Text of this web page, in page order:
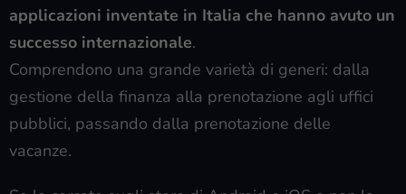
applicazioni inventate in Italia che hanno avuto un
successo internazionale.
Comprendono una grande varietà di generi: dalla
gestione della finanza alla prenotazione agli uffici
pubblici, passando dalla prenotazione delle
vacanze.